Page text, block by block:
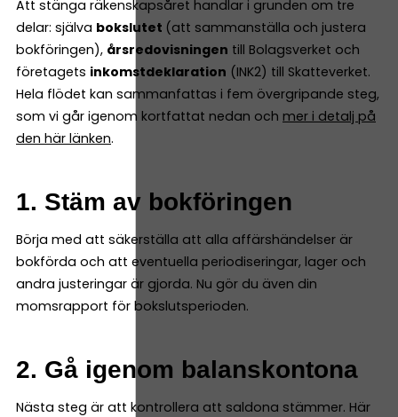
Att stänga räkenskapsåret handlar i grunden om tre
delar: själva bokslutet (att sammanställa och justera
bokföringen), årsredovisningen till Bolagsverket och
företagets inkomstdeklaration (INK2) till Skatteverket.
Hela flödet kan sammanfattas i fem övergripande steg,
som vi går igenom kortfattat nedan och mer i detalj på
den här länken.
1. Stäm av bokföringen
Börja med att säkerställa att alla affärshändelser är
bokförda och att eventuella periodiseringar, lager och
andra justeringar är gjorda. Nu gör du även din
momsrapport för bokslutsperioden.
2. Gå igenom balanskontona
Nästa steg är att kontrollera att saldona stämmer. Här